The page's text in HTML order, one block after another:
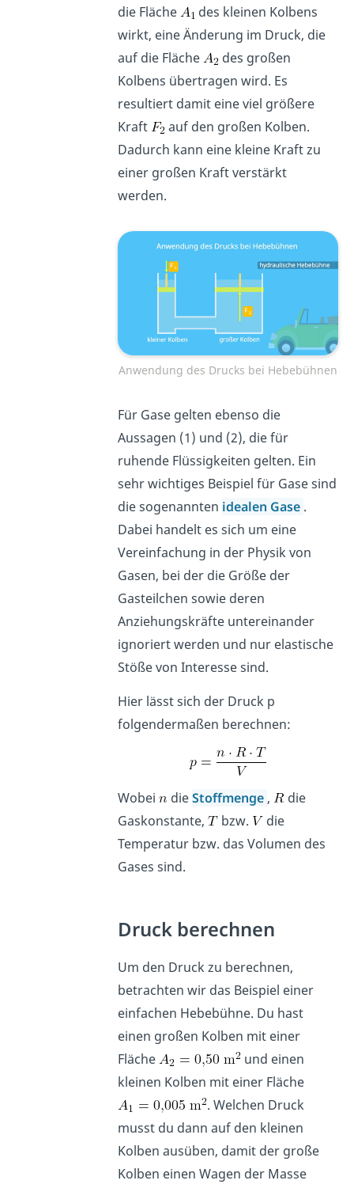
die Fläche
des kleinen Kolbens
wirkt, eine Änderung im Druck, die
auf die Fläche
des großen
Kolbens übertragen wird. Es
resultiert damit eine viel größere
Kraft
auf den großen Kolben.
Dadurch kann eine kleine Kraft zu
einer großen Kraft verstärkt
werden.
Anwendung des Drucks bei Hebebühnen
Für Gase gelten ebenso die
Aussagen (1) und (2), die für
ruhende Flüssigkeiten gelten. Ein
sehr wichtiges Beispiel für Gase sind
die sogenannten idealen Gase .
Dabei handelt es sich um eine
Vereinfachung in der Physik von
Gasen, bei der die Größe der
Gasteilchen sowie deren
Anziehungskräfte untereinander
ignoriert werden und nur elastische
Stöße von Interesse sind.
Hier lässt sich der Druck p
folgendermaßen berechnen:
Wobei dieStoffmenge ,
die
Gaskonstante,
bzw.
die
Temperatur bzw. das Volumen des
Gases sind.
Druck berechnen
Um den Druck zu berechnen,
betrachten wir das Beispiel einer
einfachen Hebebühne. Du hast
einen großen Kolben mit einer
Fläche
und einen
kleinen Kolben mit einer Fläche
. Welchen Druck
musst du dann auf den kleinen
Kolben ausüben, damit der große
Kolben einen Wagen der Masse